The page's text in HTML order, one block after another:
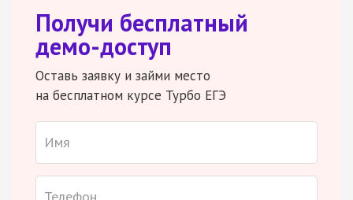
Получи бесплатный
демо-доступ
Оставь заявку и займи место
на бесплатном курсе Турбо ЕГЭ